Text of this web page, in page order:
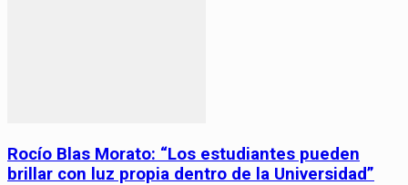
Rocío Blas Morato: “Los estudiantes pueden
brillar con luz propia dentro de la Universidad”